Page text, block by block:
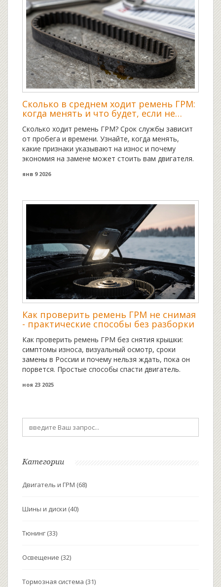
Сколько в среднем ходит ремень ГРМ:
когда менять и что будет, если не
вовремя
Сколько ходит ремень ГРМ? Срок службы зависит
от пробега и времени. Узнайте, когда менять,
какие признаки указывают на износ и почему
экономия на замене может стоить вам двигателя.
янв 9 2026
Как проверить ремень ГРМ не снимая
- практические способы без разборки
Как проверить ремень ГРМ без снятия крышки:
симптомы износа, визуальный осмотр, сроки
замены в России и почему нельзя ждать, пока он
порвется. Простые способы спасти двигатель.
ноя 23 2025
Категории
Двигатель и ГРМ (68)
Шины и диски (40)
Тюнинг (33)
Освещение (32)
Тормозная система (31)